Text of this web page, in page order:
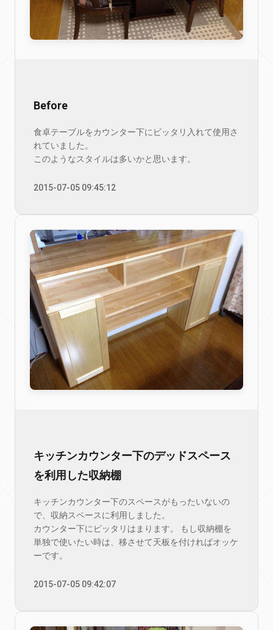
Before
食卓テーブルをカウンター下にピッタリ入れて使用さ
れていました。
このようなスタイルは多いかと思います。
2015-07-05 09:45:12
キッチンカウンター下のデッドスペース
を利用した収納棚
キッチンカウンター下のスペースがもったいないの
で、収納スペースに利用しました。
カウンター下にピッタリはまります。 もし収納棚を
単独で使いたい時は、移させて天板を付ければオッケ
ーです。
2015-07-05 09:42:07